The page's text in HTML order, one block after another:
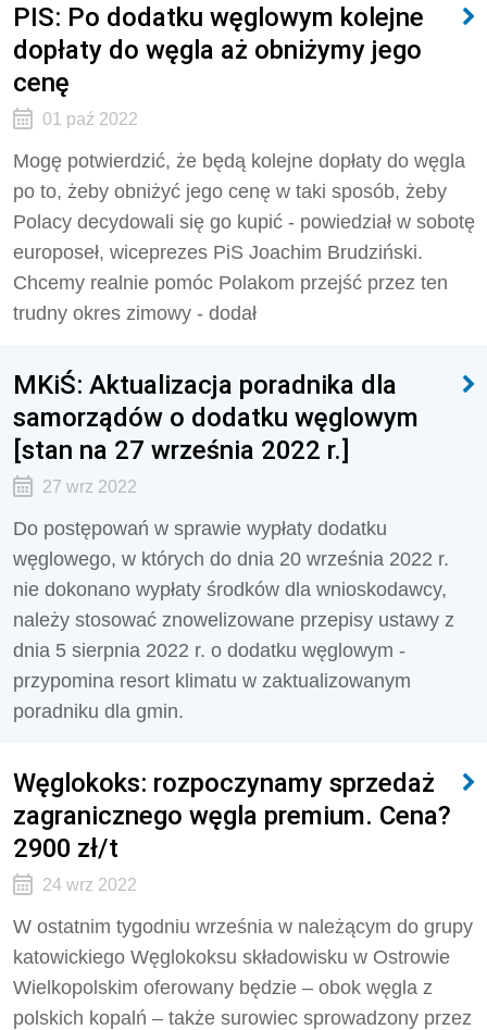
PIS: Po dodatku węglowym kolejne
dopłaty do węgla aż obniżymy jego
cenę
01 paź 2022
Mogę potwierdzić, że będą kolejne dopłaty do węgla
po to, żeby obniżyć jego cenę w taki sposób, żeby
Polacy decydowali się go kupić - powiedział w sobotę
europoseł, wiceprezes PiS Joachim Brudziński.
Chcemy realnie pomóc Polakom przejść przez ten
trudny okres zimowy - dodał
MKiŚ: Aktualizacja poradnika dla
samorządów o dodatku węglowym
[stan na 27 września 2022 r.]
27 wrz 2022
Do postępowań w sprawie wypłaty dodatku
węglowego, w których do dnia 20 września 2022 r.
nie dokonano wypłaty środków dla wnioskodawcy,
należy stosować znowelizowane przepisy ustawy z
dnia 5 sierpnia 2022 r. o dodatku węglowym -
przypomina resort klimatu w zaktualizowanym
poradniku dla gmin.
Węglokoks: rozpoczynamy sprzedaż
zagranicznego węgla premium. Cena?
2900 zł/t
24 wrz 2022
W ostatnim tygodniu września w należącym do grupy
katowickiego Węglokoksu składowisku w Ostrowie
Wielkopolskim oferowany będzie – obok węgla z
polskich kopalń – także surowiec sprowadzony przez